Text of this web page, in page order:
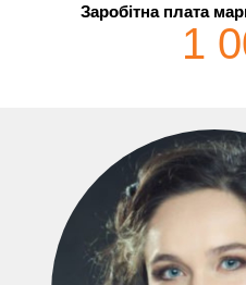
Заробітна плата
1